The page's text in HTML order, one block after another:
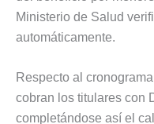
Ministerio de Salud
automáticamente.
Respecto al
cobran los titulares con
completándose así el